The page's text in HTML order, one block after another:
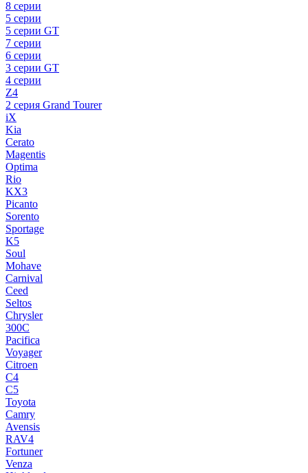
8 серии
5 серии
5 серии GT
7 серии
6 серии
3 серии GT
4 серии
Z4
2 серия Grand Tourer
iX
Kia
Cerato
Magentis
Optima
Rio
KX3
Picanto
Sorento
Sportage
K5
Soul
Mohave
Carnival
Ceed
Seltos
Chrysler
300C
Pacifica
Voyager
Citroen
C4
C5
Toyota
Camry
Avensis
RAV4
Fortuner
Venza